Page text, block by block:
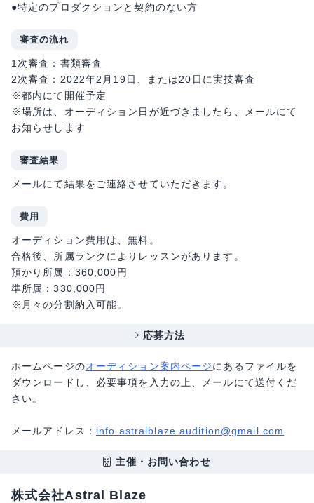
●特定のプロダクションと契約のない方
審査の流れ
1次審査：書類審査
2次審査：2022年2月19日、または20日に実技審査
※都内にて開催予定
※場所は、オーディション日が近づきましたら、メールにて
お知らせします
審査結果
メールにて結果をご連絡させていただきます。
費用
オーディション費用は、無料。
合格後、所属ランクによりレッスンがあります。
預かり所属：360,000円
準所属：330,000円
※月々の分割納入可能。
応募方法
ホームページのオーディション案内ページにあるファイルを
ダウンロードし、必要事項を入力の上、メールにて送付くだ
さい。
メールアドレス： info.astralblaze.audition@gmail.com
主催・お問い合わせ
株式会社Astral Blaze